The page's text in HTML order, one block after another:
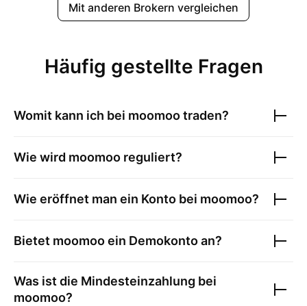
Mit anderen Brokern vergleichen
Häufig gestellte Fragen
Womit kann ich bei moomootraden?
Wie wird moomoo reguliert?
Wie eröffnet man ein Konto bei moomoo?
Bietet moomooein Demokonto an?
Was ist die Mindesteinzahlung bei
moomoo?